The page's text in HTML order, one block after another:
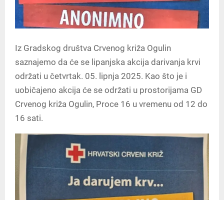
Iz Gradskog društva Crvenog križa Ogulin
saznajemo da će se lipanjska akcija darivanja krvi
održati u četvrtak. 05. lipnja 2025. Kao što je i
uobičajeno akcija će se održati u prostorijama GD
Crvenog križa Ogulin, Proce 16 u vremenu od 12 do
16 sati.